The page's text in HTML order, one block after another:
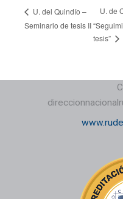
U. del Quindío –
Seminario de tesis II
U. de
tesis”